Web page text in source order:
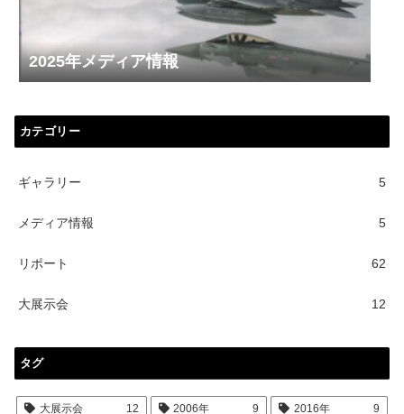
2025年メディア情報
カテゴリー
ギャラリー 5
メディア情報 5
リポート 62
大展示会 12
タグ
大展示会 12 2006年 9 2016年 9